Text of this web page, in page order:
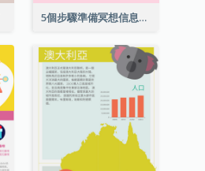
5個步驟準備冥想信息圖表